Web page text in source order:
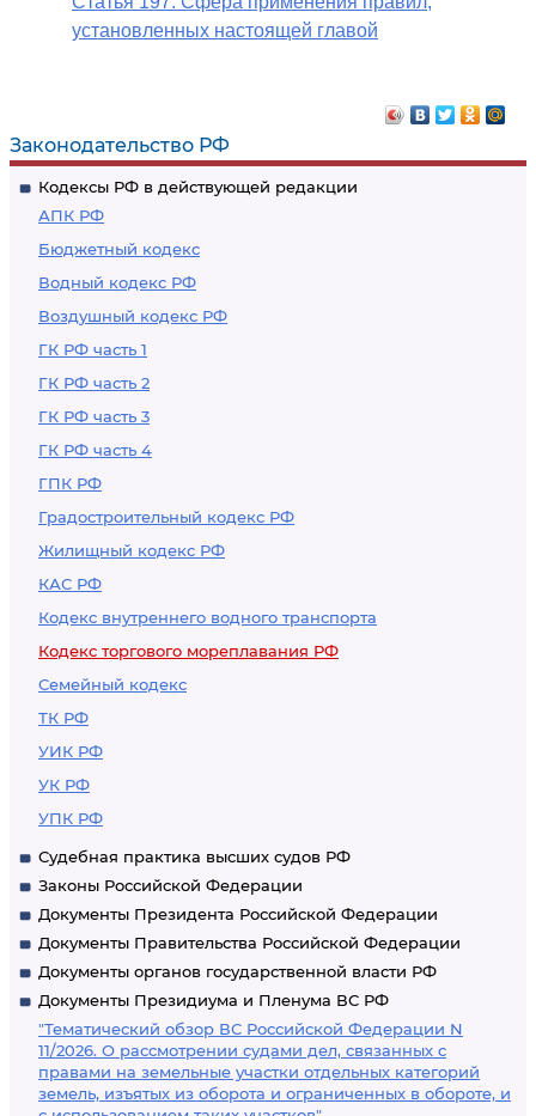
Законодательство РФ
Кодексы РФ в действующей редакции
АПК РФ
Бюджетный кодекс
Водный кодекс РФ
Воздушный кодекс РФ
ГК РФ часть 1
ГК РФ часть 2
ГК РФ часть 3
ГК РФ часть 4
ГПК РФ
Градостроительный кодекс РФ
Жилищный кодекс РФ
КАС РФ
Кодекс внутреннего водного транспорта
Кодекс торгового мореплавания РФ
Семейный кодекс
ТК РФ
УИК РФ
УК РФ
УПК РФ
Судебная практика высших судов РФ
Законы Российской Федерации
Документы Президента Российской Федерации
Документы Правительства Российской Федерации
Документы органов государственной власти РФ
Документы Президиума и Пленума ВС РФ
"Тематический обзор ВС Российской Федерации N
11/2026. О рассмотрении судами дел, связанных с
правами на земельные участки отдельных категорий
земель, изъятых из оборота и ограниченных в обороте, и
установленных настоящей главой